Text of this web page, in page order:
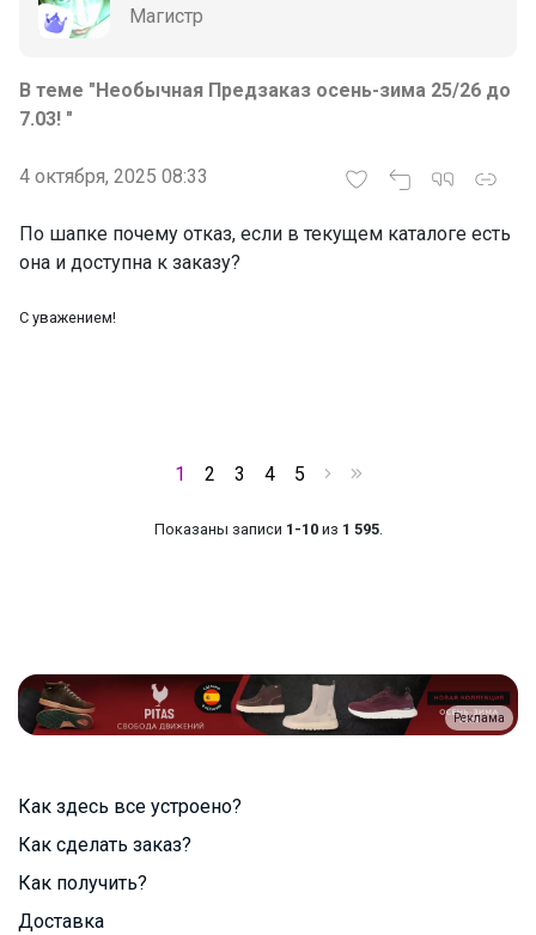
Магистр
В теме "Необычная Предзаказ осень-зима 25/26 до
7.03! "
4 октября, 2025 08:33
По шапке почему отказ, если в текущем каталоге есть
она и доступна к заказу?
С уважением!
1 2 3 4 5
Показаны записи 1-10из 1 595.
Реклама
Как здесь все устроено?
Как сделать заказ?
Как получить?
Доставка